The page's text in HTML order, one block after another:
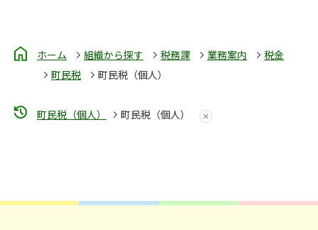
ホーム 組織から探す 税務課 業務案内
税金
町民税
町民税（個人）
町民税（個人） 町民税（個人）